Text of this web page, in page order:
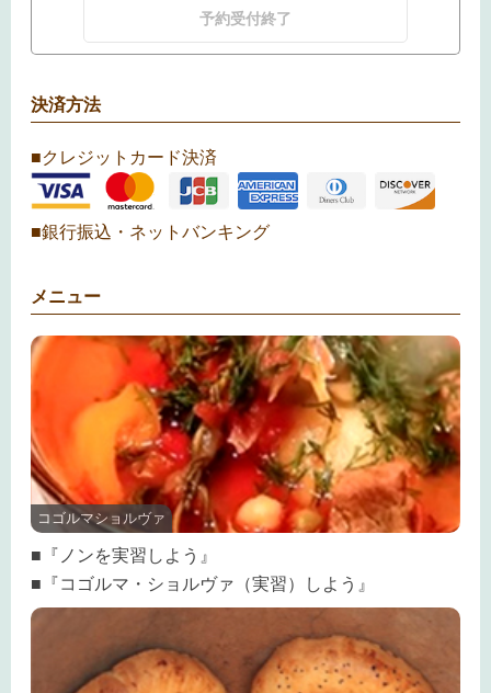
予約受付終了
決済方法
■クレジットカード決済
■銀行振込・ネットバンキング
メニュー
コゴルマショルヴァ
■『ノンを実習しよう』
■『コゴルマ・ショルヴァ（実習）しよう』